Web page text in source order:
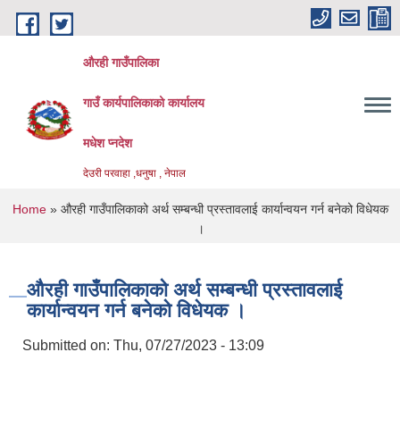
Skip to main content
औरही गाउँपालिका
गाउँ कार्यपालिकाको कार्यालय
मधेश प्नदेश
देउरी परवाहा ,धनुषा , नेपाल
You are here
Home» औरही गाउँपालिकाको अर्थ सम्बन्धी प्रस्तावलाई कार्यान्वयन गर्न बनेको विधेयक
।
औरही गाउँपालिकाको अर्थ सम्बन्धी प्रस्तावलाई
कार्यान्वयन गर्न बनेको विधेयक ।
Submitted on: Thu, 07/27/2023 - 13:09